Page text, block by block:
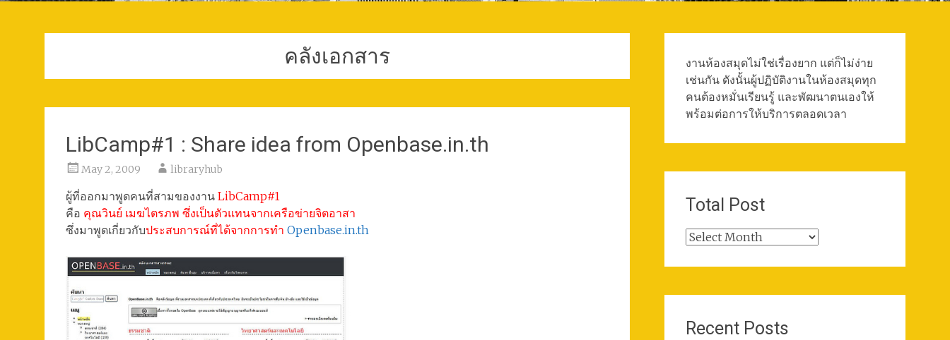
คลังเอกสาร
LibCamp#1 : Share idea from Openbase.in.th
May 2, 2009 libraryhub
ผู้ที่ออกมาพูดคนที่สามของงาน LibCamp#1
คือ คุณวินย์ เมฆไตรภพ ซึ่งเป็นตัวแทนจากเครือข่ายจิตอาสา
ซึ่งมาพูดเกี่ยวกับประสบการณ์ที่ได้จากการทำ Openbase.in.th
งานห้องสมุดไม่ใช่เรื่องยาก แต่ก็ไม่ง่าย
เช่นกัน ดังนั้นผู้ปฏิบัติงานในห้องสมุดทุก
คนต้องหมั่นเรียนรู้ และพัฒนาตนเองให้
พร้อมต่อการให้บริการตลอดเวลา
Total Post
Total
Recent Posts